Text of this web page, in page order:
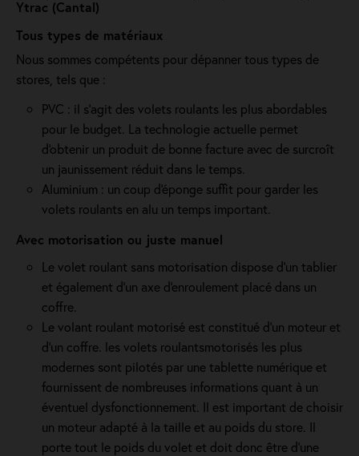
Ytrac (Cantal)
Tous types de matériaux
Nous sommes compétents pour dépanner tous types de
stores, tels que :
PVC : il s'agit des volets roulants les plus abordables
pour le budget. La technologie actuelle permet
d'obtenir un produit de bonne facture avec de surcroît
un jaunissement réduit dans le temps.
Aluminium : un coup d'éponge suffit pour garder les
volets roulants en alu un temps important.
Avec motorisation ou juste manuel
Le volet roulant sans motorisation dispose d'un tablier
et également d'un axe d'enroulement placé dans un
coffre.
Le volant roulant motorisé est constitué d’un moteur et
d’un coffre. les volets roulantsmotorisés les plus
modernes sont pilotés par une tablette numérique et
fournissent de nombreuses informations quant à un
éventuel dysfonctionnement. Il est important de choisir
un moteur adapté à la taille et au poids du store. Il
porte tout le poids du volet et doit donc être d'une